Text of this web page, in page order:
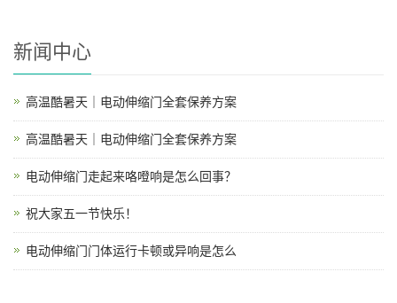
新闻中心
高温酷暑天｜电动伸缩门全套保养方案
高温酷暑天｜电动伸缩门全套保养方案
电动伸缩门走起来咯噔响是怎么回事？
祝大家五一节快乐！
电动伸缩门门体运行卡顿或异响是怎么